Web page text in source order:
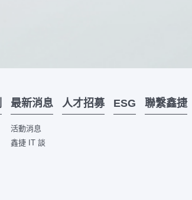
最新消息
活動消息
鑫捷 IT 談
人才招募 ESG 聯繫鑫捷